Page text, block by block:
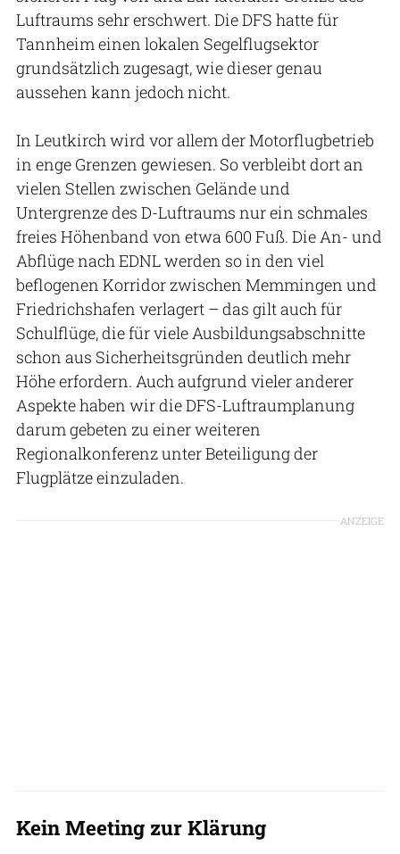
Luftraums sehr erschwert. Die DFS hatte für
Tannheim einen lokalen Segelflugsektor
grundsätzlich zugesagt, wie dieser genau
aussehen kann jedoch nicht.
In Leutkirch wird vor allem der Motorflugbetrieb
in enge Grenzen gewiesen. So verbleibt dort an
vielen Stellen zwischen Gelände und
Untergrenze des D-Luftraums nur ein schmales
freies Höhenband von etwa 600 Fuß. Die An- und
Abflüge nach EDNL werden so in den viel
beflogenen Korridor zwischen Memmingen und
Friedrichshafen verlagert – das gilt auch für
Schulflüge, die für viele Ausbildungsabschnitte
schon aus Sicherheitsgründen deutlich mehr
Höhe erfordern. Auch aufgrund vieler anderer
Aspekte haben wir die DFS-Luftraumplanung
darum gebeten zu einer weiteren
Regionalkonferenz unter Beteiligung der
Flugplätze einzuladen.
ANZEIGE
Kein Meeting zur Klärung